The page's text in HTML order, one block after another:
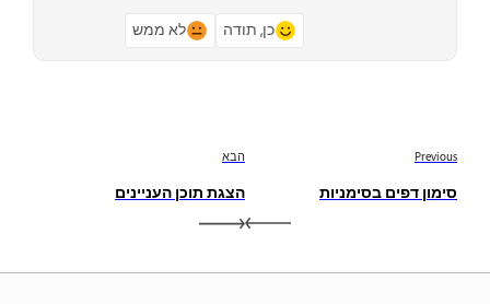
כן, תודה לא ממש
Previous
סימון דפים בסימניות
הבא
הצגת תוכן העניינים